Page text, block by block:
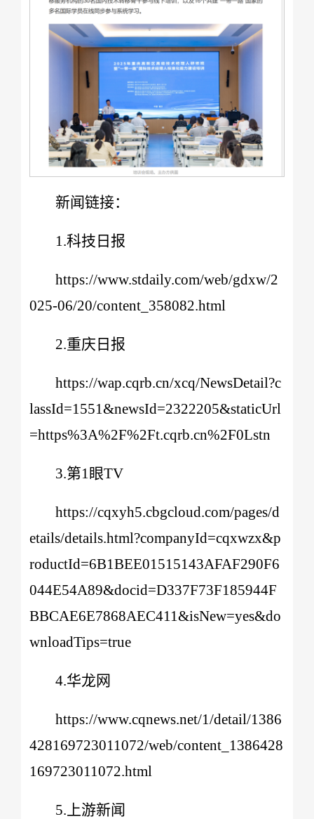
新闻链接：
1.科技日报
https://www.stdaily.com/web/gdxw/2
025-06/20/content_358082.html
2.重庆日报
https://wap.cqrb.cn/xcq/NewsDetail?c
lassId=1551&newsId=2322205&staticUrl
=https%3A%2F%2Ft.cqrb.cn%2F0Lstn
3.第1眼TV
https://cqxyh5.cbgcloud.com/pages/d
etails/details.html?companyId=cqxwzx&p
roductId=6B1BEE01515143AFAF290F6
044E54A89&docid=D337F73F185944F
BBCAE6E7868AEC411&isNew=yes&do
wnloadTips=true
4.华龙网
https://www.cqnews.net/1/detail/1386
428169723011072/web/content_1386428
169723011072.html
5.上游新闻